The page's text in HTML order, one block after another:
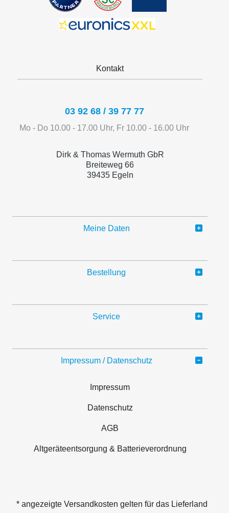
Kontakt
03 92 68 / 39 77 77
Mo - Do 10.00 - 17.00 Uhr, Fr 10.00 - 16.00 Uhr
Dirk & Thomas Wermuth GbR
Breiteweg 66
39435 Egeln
Meine Daten
Bestellung
Service
Impressum / Datenschutz
Impressum
Datenschutz
AGB
Altgeräteentsorgung & Batterieverordnung
* angezeigte Versandkosten gelten für das Lieferland